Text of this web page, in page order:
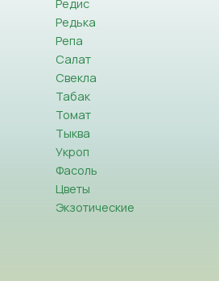
Редис
Редька
Репа
Салат
Свекла
Табак
Томат
Тыква
Укроп
Фасоль
Цветы
Экзотические